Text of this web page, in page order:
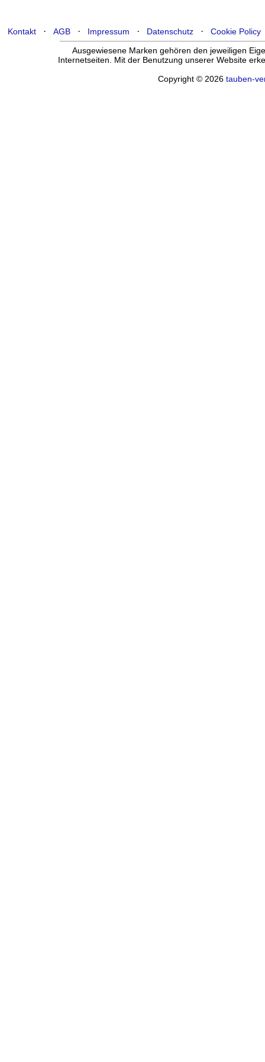
Kontakt· AGB· Impressum · Datenschutz· Cookie Policy
Ausgewiesene Marken gehören den jeweiligen
Internetseiten. Mit der Benutzung unserer Website
Copyright © 2026 tauben-